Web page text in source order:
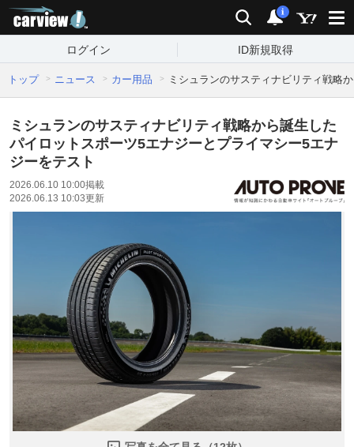
検索 通知
i
ログイン ID新規取得
トップ ニュース カー用品 ミシュランのサスティナビリティ戦略
ミシュランのサスティナビリティ戦略から誕生した
パイロットスポーツ5エナジーとプライマシー5エナ
ジーをテスト
2026.06.10 10:00掲載
2026.06.13 10:03更新